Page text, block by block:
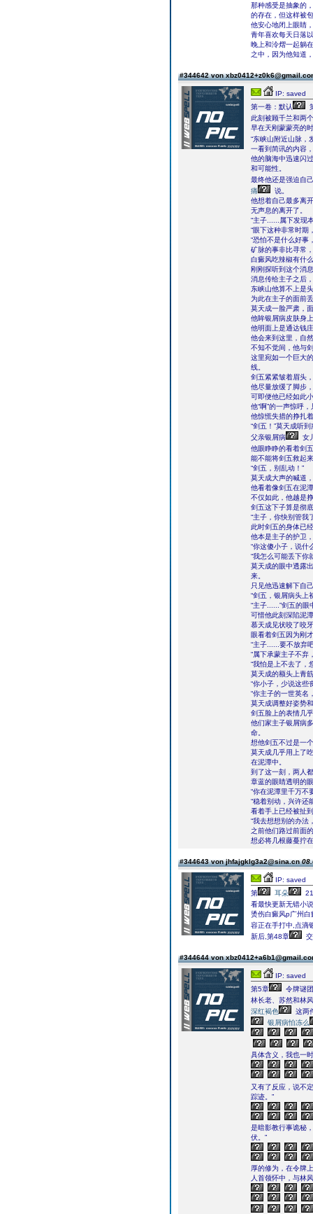
那种感受是抽象的
的存在，但这样被
他安心地闭上眼睛
青年喜欢每天日落
晚上和泠熠一起躺
之中，因为他知道
#344642 von
IP: saved
第一卷：默认
此刻被顾千兰和两
早在天刚蒙蒙亮的
“东峡山附近山脉，
一看到简讯的内容
他的脑海中迅速闪
和可能性。
最终他还是强迫自
痛
说。
他想着自己最多离
无声息的离开了。
“主子......属下发现
“眼下这种非常时期
“恐怕不是什么好事
矿脉的事非比寻常
白癜风吃辣椒有什
刚刚探听到这个消
消息传给主子之后
东峡山他算不上是
为此在主子的面前
莫天成一脸严肃，
他眸银屑病皮肤身
他明面上是通达钱
他会来到这里，自
不知不觉间，他与
这里宛如一个巨大
线。
剑五紧紧皱着眉头
他尽量放缓了脚步
可即便他已经如此
他“啊”的一声惊呼
他惊慌失措的挣扎
“剑五！”莫天成听
父亲银屑病
女
他眼睁睁的看着剑
能不能将剑五救起
“剑五，别乱动！”
莫天成大声的喊道
他看着像剑五在泥
不仅如此，他越是
剑五这下子算是彻
“主子，你快别管我
此时剑五的身体已
他本是主子的护卫
“你这傻小子，说什
“我怎么可能丢下你
莫天成的眼中透露
来。
只见他迅速解下自
“剑五，银屑病头上
“主子......”剑五的
可惜他此刻深陷泥
慕天成见状咬了咬
眼看着剑五因为刚
“主子......要不放弃
“属下承蒙主子不弃
“我怕是上不去了，
莫天成的额头上青
“你小子，少说这些
“你主子的一世英名
莫天成调整好姿势
剑五脸上的表情几
他们家主子银屑病
命。
想他剑五不过是一
莫天成几乎用上了
在泥潭中。
到了这一刻，两人
章蓝的眼睛透明的
“你在泥潭里千万不
“稳着别动，兴许还
看着手上已经被扯
“我去想想别的办法
之前他们路过前面
想必将几根藤蔓拧
#344643 von jhfajgklg3a2@sina.cn
IP: saved
第
耳朵
看最快更新无错小
烫伤白癜风p广州
容正在手打中,点滴
新后,第48章
#344644 von
IP: saved
第5章
令牌谜
林长老、苏然和林
深红褐色
这两
银屑病怕冻么
具体含义，我也一
又有了反应，说不
踪迹。”
是暗影教行事诡秘
伏。”
厚的修为，在令牌
人首领怀中，与林